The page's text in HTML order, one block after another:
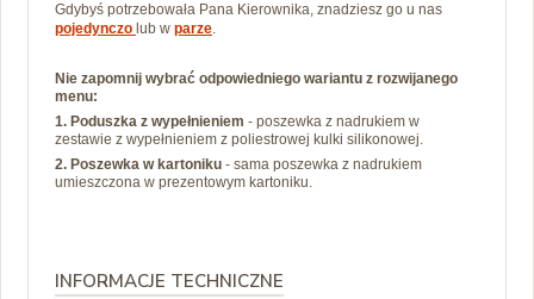
Gdybyś potrzebowała Pana Kierownika, znadziesz go u nas
pojedynczo lub w parze.
Nie zapomnij wybrać odpowiedniego wariantu z rozwijanego
menu:
1. Poduszka z wypełnieniem - poszewka z nadrukiem w
zestawie z wypełnieniem z poliestrowej kulki silikonowej.
2. Poszewka w kartoniku - sama poszewka z nadrukiem
umieszczona w prezentowym kartoniku.
INFORMACJE TECHNICZNE